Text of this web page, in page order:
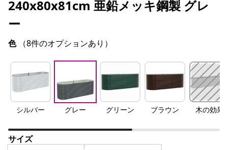
240x80x81cm 亜鉛メッキ鋼製 グレ
ー
色 （8件のオプションあり）
シルバー グレー グリーン ブラウン 木の効果
サイズ